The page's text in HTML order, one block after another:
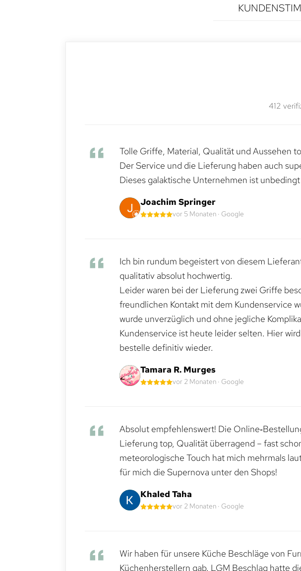
412
Tolle Griffe, Material, Qualität und Aussehen
Der Service und die Lieferung haben auch
Dieses galaktische Unternehmen ist
Joachim Springer
vor 5 Monaten · Google
Ich bin rundum begeistert von diesem
qualitativ absolut hochwertig.
Leider waren bei der Lieferung zwei Griffe
freundlichen Kontakt mit dem Kundenservice
wurde unverzüglich und ohne jegliche
Kundenservice ist heute leider selten. Hier
bestelle definitiv wieder.
Tamara R. Murges
vor 2 Monaten · Google
Absolut empfehlenswert! Die
Lieferung top, Qualität überragend – fast
meteorologische Touch hat mich mehrmals
für mich die Supernova unter den Shops!
Khaled Taha
vor 2 Monaten · Google
Wir haben für unsere Küche Beschläge von
Küchenherstellern gab. LGM Beschlag hatte